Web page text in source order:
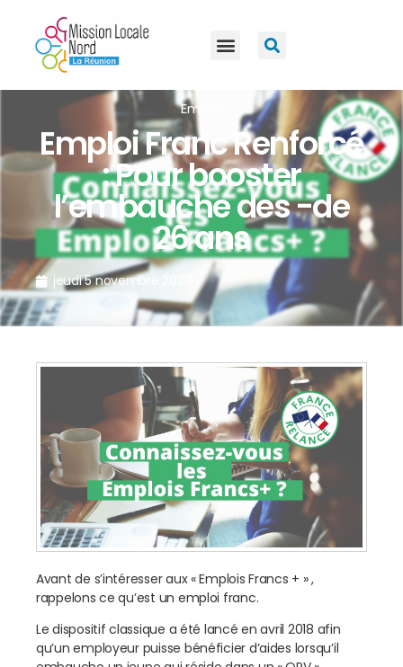
Emploi
Emploi Franc Renforcé
: Pour booster
l’embauche des -de
26 ans
jeudi 5 novembre 2020
Avant de s’intéresser aux « Emplois Francs + » ,
rappelons ce qu’est un emploi franc.
Le dispositif classique a été lancé en avril 2018 afin
qu’un employeur puisse bénéficier d’aides lorsqu’il